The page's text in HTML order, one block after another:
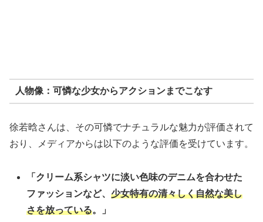
人物像：可憐な少女からアクションまでこなす
徐若晗さんは、その可憐でナチュラルな魅力が評価されて
おり、メディアからは以下のような評価を受けています。
「クリーム系シャツに淡い色味のデニムを合わせた
ファッションなど、少女特有の清々しく自然な美し
さを放っている。」